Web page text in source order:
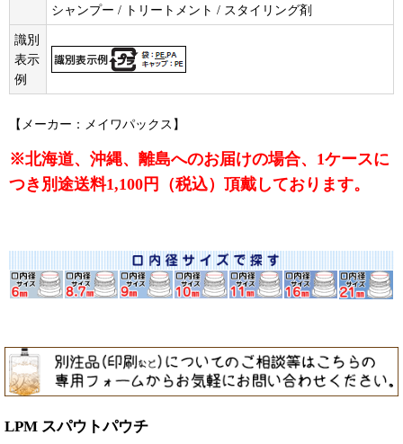
シャンプー / トリートメント / スタイリング剤
識別
表示
例
【メーカー：メイワパックス】
※北海道、沖縄、離島へのお届けの場合、1ケースに
つき別途送料1,100円（税込）頂戴しております。
LPM スパウトパウチ